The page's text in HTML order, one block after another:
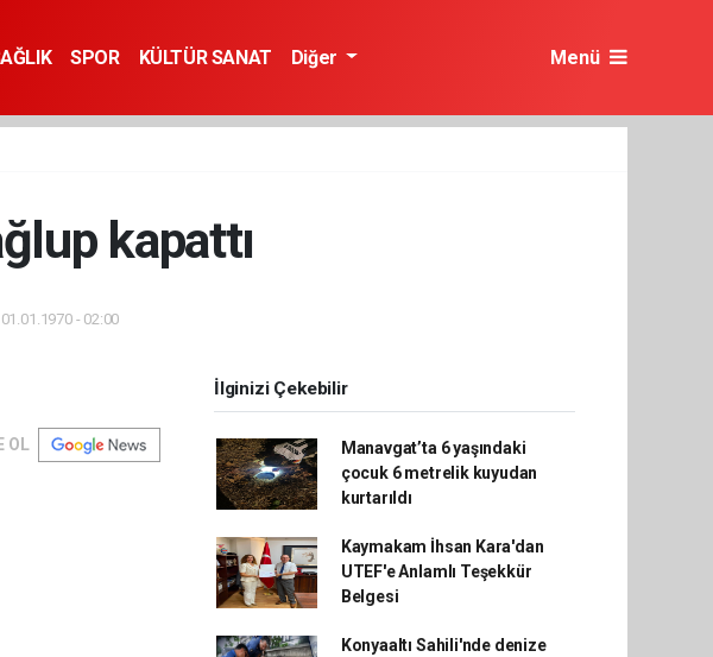
SPOR KÜLTÜR SANAT Diğer Menü
kapattı
- 02:00
OL
İlginizi Çekebilir
Manavgat’ta 6 yaşındaki
çocuk 6 metrelik kuyudan
kurtarıldı
Kaymakam İhsan Kara'dan
UTEF'e Anlamlı Teşekkür
Belgesi
Konyaaltı Sahili'nde denize